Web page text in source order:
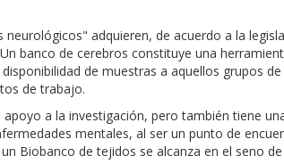
adquieren, de acuerdo a la
banco de cerebros constituye una
de muestras a aquellos grupos
de trabajo.
a la investigación, pero también tiene
mentales, al ser un punto de
Biobanco de tejidos se alcanza en el seno